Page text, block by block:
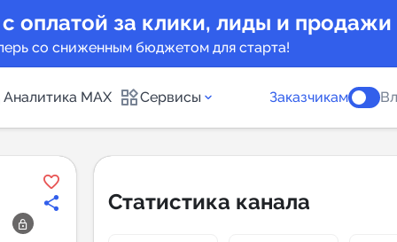
оплатой за клики, лиды и продажи
со сниженным бюджетом для старта!
Аналитика MAX Сервисы Заказчикам
Статистика канала